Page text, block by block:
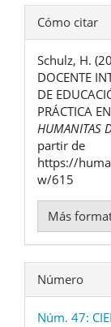
Detalles
del
artículo
Cómo citar
Schulz, H.
DOCENTE
DE
PRÁCTICA
HUMANITAS
partir de
https://
w/615
Más
Número
Núm. 47: